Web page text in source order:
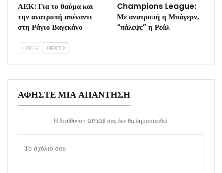
ΑΕΚ: Για το θαύμα και
την ανατροπή απέναντι
στη Ράγιο Βαγεκάνο
Champions League:
Με ανατροπή η Μπάγερν,
“πάλεψε” η Ρεάλ
PREV NEXT
ΑΦΉΣΤΕ ΜΙΑ ΑΠΆΝΤΗΣΗ
Η διεύθυνση email σας δεν θα δημοσιευθεί.